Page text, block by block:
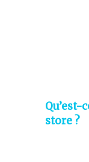
Qu’est-
store ?